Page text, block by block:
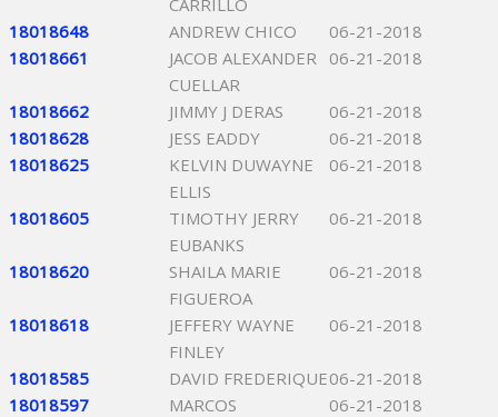
CARRILLO
18018648 ANDREW CHICO
06-21-2018
18018661
JACOB ALEXANDER
CUELLAR
06-21-2018
18018662 JIMMY J DERAS
06-21-2018
18018628
JESS EADDY
06-21-2018
18018625
KELVIN DUWAYNE
ELLIS
06-21-2018
18018605
TIMOTHY JERRY
EUBANKS
06-21-2018
18018620
SHAILA MARIE
FIGUEROA
06-21-2018
18018618
JEFFERY WAYNE
FINLEY
06-21-2018
18018585 DAVID FREDERIQUE06-21-2018
18018597
MARCOS
06-21-2018